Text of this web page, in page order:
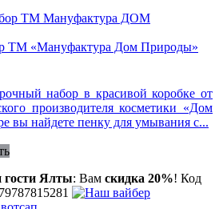
ТМ «Мануфактура Дом Природы»
набор в красивой коробке от
производителя косметики «Дом
вы найдете пенку для умывания с...
Ялты: Вам скидка 20%! Код